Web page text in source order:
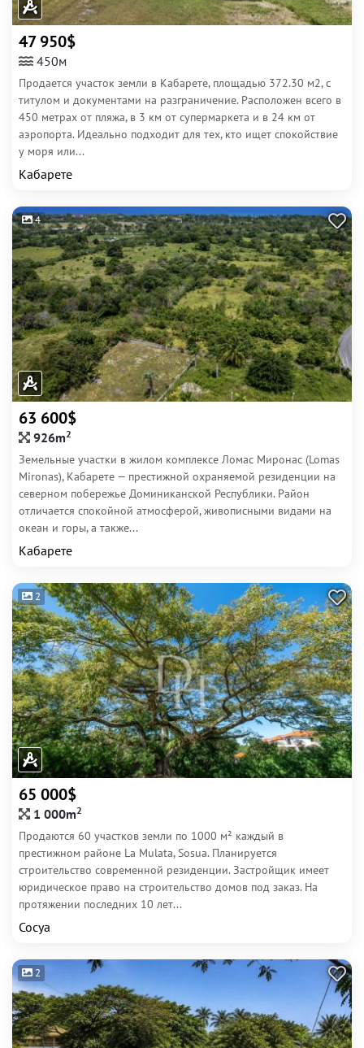
47 950$
450м
Продается участок земли в Кабарете, площадью 372.30 м2, с
титулом и документами на разграничение. Расположен всего в
450 метрах от пляжа, в 3 км от супермаркета и в 24 км от
аэропорта. Идеально подходит для тех, кто ищет спокойствие
у моря или...
Кабарете
4
63 600$
926m2
Земельные участки в жилом комплексе Ломас Миронас (Lomas
Mironas), Кабарете — престижной охраняемой резиденции на
северном побережье Доминиканской Республики. Район
отличается спокойной атмосферой, живописными видами на
океан и горы, а также...
Кабарете
2
65 000$
1 000m2
Продаются 60 участков земли по 1000 м² каждый в
престижном районе La Mulata, Sosua. Планируется
строительство современной резиденции. Застройщик имеет
юридическое право на строительство домов под заказ. На
протяжении последних 10 лет...
Сосуа
2